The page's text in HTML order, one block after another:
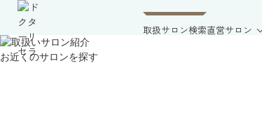
取扱サロン検索直営サロン
お近くのサロンを探す